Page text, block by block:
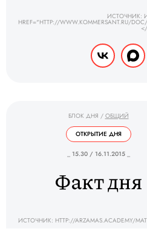
ИСТОЧНИК:
HREF="HTTP://WWW.KOMMERSANT.RU/
БЛОК ДНЯ / ОБЩИЙ
ОТКРЫТИЕ ДНЯ
_ 15.30 / 16.11.2015 _
Факт дня
ИСТОЧНИК: HTTP://ARZAMAS.ACADEMY/